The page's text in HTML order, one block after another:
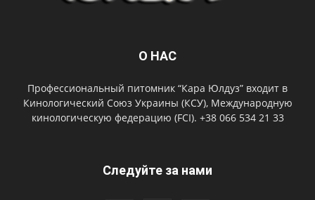
О НАС
Профессиональный питомник “Кара Юлдуз” входит в
Кинологический Союз Украины (КСУ), Международную
кинологическую федерацию (FCI). +38 066 534 21 33
Следуйте за нами